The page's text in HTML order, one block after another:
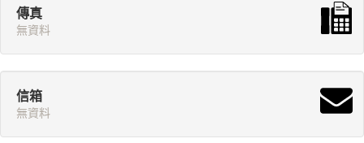
傳真
無資料
信箱
無資料